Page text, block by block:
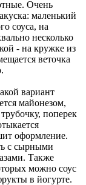
Очень
маленький
соуса, на
несколько
- на кружке из
веточка
вариант
майонезом,
поперек
оформление.
с сырными
Также
можно соус
в йогурте.